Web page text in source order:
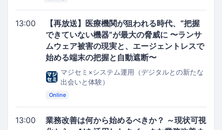
13:00
【再放送】医療機関が狙われる時代、“把握
できていない機器”が最大の脅威に 〜ランサ
ムウェア被害の現実と、エージェントレスで
始める端末の把握と自動遮断〜
マジセミ×システム運用（デジタルとの新たな
出会いと体験）
Online
13:00
業務改善は何から始めるべきか？ ～現状可視